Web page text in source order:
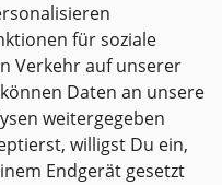
Datenschutz
zzgl.Versandkosten
wenn nicht anders
für soziale
Verkehr auf unserer
Daten an unsere
weitergegeben
willigst Du ein,
Endgerät gesetzt